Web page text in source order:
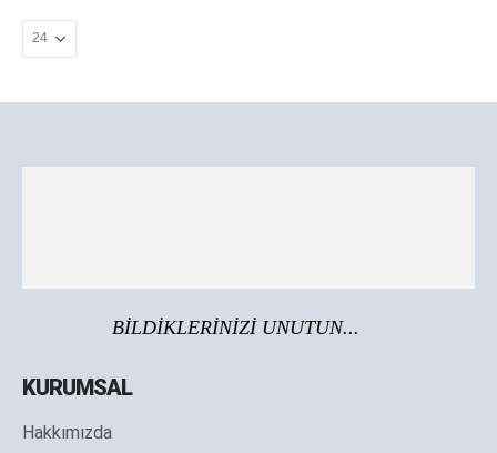
BİLDİKLERİNİZİ UNUTUN...
KURUMSAL
Hakkımızda